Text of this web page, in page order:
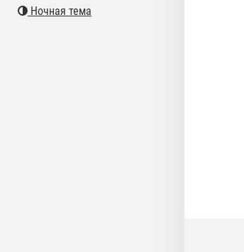
Ночная тема